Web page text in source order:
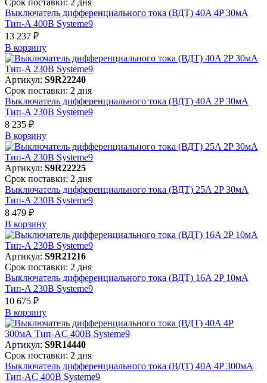
Выключатель дифференциального тока (ВДТ) 40A 4P 30мА
Тип-A 400В Systeme9
13 237 ₽
В корзинy
Артикул: S9R22240
Срок поставки: 2 дня
Выключатель дифференциального тока (ВДТ) 40A 2P 30мА
Тип-A 230В Systeme9
8 235 ₽
В корзинy
Артикул: S9R22225
Срок поставки: 2 дня
Выключатель дифференциального тока (ВДТ) 25A 2P 30мА
Тип-A 230В Systeme9
8 479 ₽
В корзинy
Артикул: S9R21216
Срок поставки: 2 дня
Выключатель дифференциального тока (ВДТ) 16A 2P 10мА
Тип-A 230В Systeme9
10 675 ₽
В корзинy
Артикул: S9R14440
Срок поставки: 2 дня
Выключатель дифференциального тока (ВДТ) 40A 4P 300мА
Тип-AC 400В Systeme9